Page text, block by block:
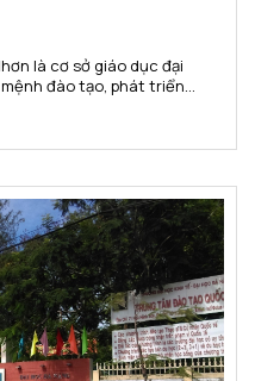
là cơ sở giáo dục đại
đào tạo, phát triển
dưỡng nhân tài; nghiên
chuyển giao công...